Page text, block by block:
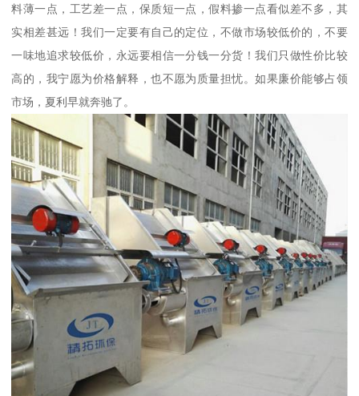
料薄一点，工艺差一点，保质短一点，假料掺一点看似差不多，其
实相差甚远！我们一定要有自己的定位，不做市场较低价的，不要
一味地追求较低价，永远要相信一分钱一分货！我们只做性价比较
高的，我宁愿为价格解释，也不愿为质量担忧。如果廉价能够占领
市场，夏利早就奔驰了。